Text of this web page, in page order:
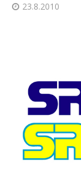
23.8.2010